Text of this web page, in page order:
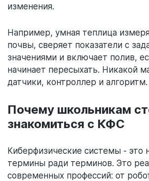
изменения.
Например, умная теплица
почвы, сверяет показатели с
значениями и включает полив,
начинает пересыхать. Никакой
датчики, контроллер и алгоритм.
Почему школьникам
знакомиться с КФС
Киберфизические системы - это
термины ради терминов. Это
современных профессий: от